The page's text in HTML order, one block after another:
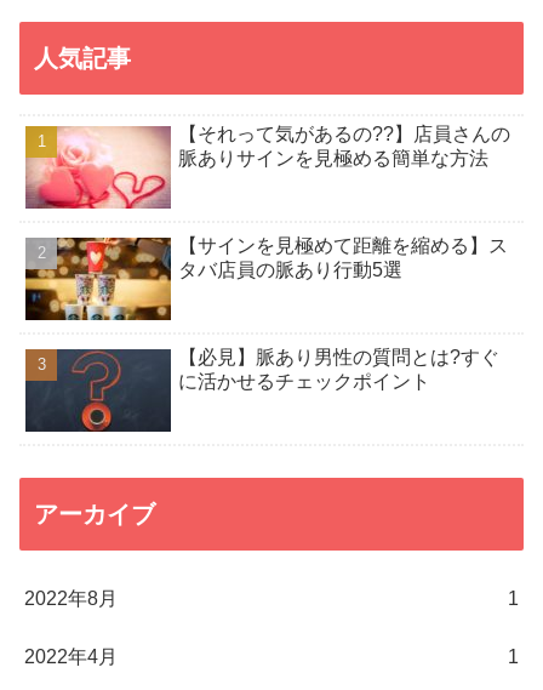
人気記事
【それって気があるの??】店員さんの
脈ありサインを見極める簡単な方法
【サインを見極めて距離を縮める】ス
タバ店員の脈あり行動5選
【必見】脈あり男性の質問とは?すぐ
に活かせるチェックポイント
アーカイブ
2022年8月 1
2022年4月 1